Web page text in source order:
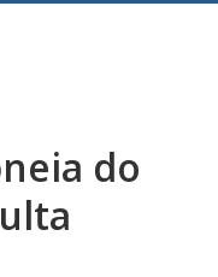
do